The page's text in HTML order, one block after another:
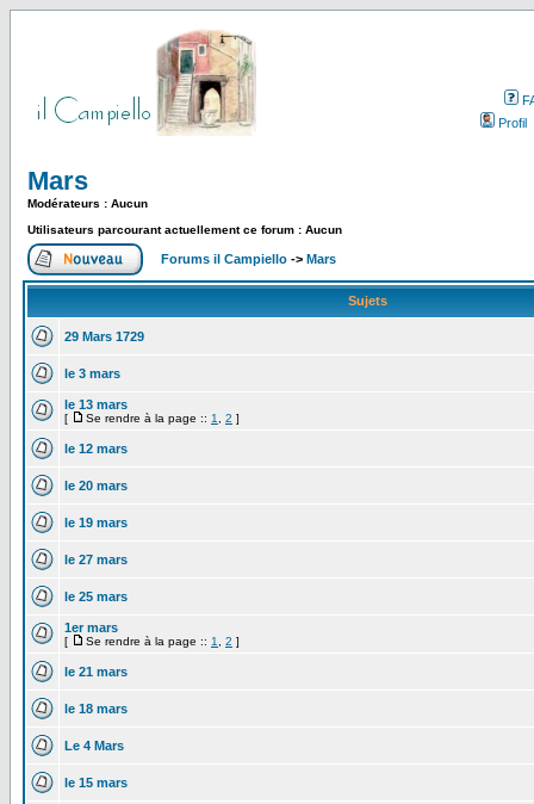
Profil
Mars
Modérateurs : Aucun
Utilisateurs parcourant actuellement ce forum : Aucun
Forums il Campiello -> Mars
Sujets
29 Mars 1729
le 3 mars
le 13 mars
[ Se rendre à la page :: 1 2 ]
le 12 mars
le 20 mars
le 19 mars
le 27 mars
le 25 mars
1er mars
[ Se rendre à la page :: 1 2 ]
le 21 mars
le 18 mars
Le 4 Mars
le 15 mars